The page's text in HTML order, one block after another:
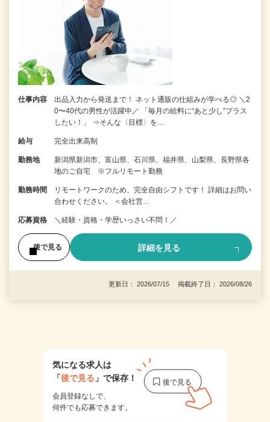
仕事内容
出品入力から発送まで！ ネット通販の仕組みが学べる◎ ＼2
0〜40代の男性が活躍中／ 「毎月の給料に“あと少し”プラス
したい！」 ⇒そんな〈目標〉を…
給与 完全出来高制
勤務地
新潟県新潟市、富山県、石川県、福井県、山梨県、長野県各
地のご自宅 ※フルリモート勤務
勤務時間
リモートワークのため、完全自由シフトです！ 詳細はお問い
合わせください。 ＜会社営…
応募資格 ＼経験・資格・学歴いっさい不問！／
後で見る 詳細を見る
更新日： 2026/07/15 掲載終了日： 2026/08/26
1
気になる求人は
「後で見る 」で保存！
会員登録なしで、
何件でも応募できます。